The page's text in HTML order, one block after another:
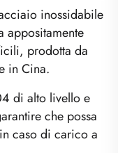
inossidabile
appositamente
prodotta da
in Cina.
di alto livello e
che possa
caso di carico a